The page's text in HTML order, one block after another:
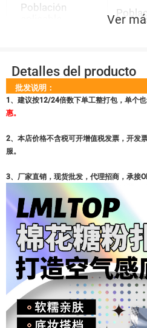
Población
Ver
Detalles del producto
批发说明：
1、建议按12/24倍数下单工整打包，单个也
惠。
2、本店价格不含税可开增值税发票，开发
服。
3、厂家直销，现货批发，代理招商，承接